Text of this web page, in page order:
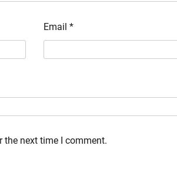
Email *
the next time I comment.